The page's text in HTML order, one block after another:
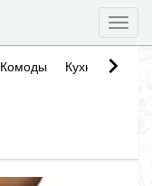
Комоды Кухни